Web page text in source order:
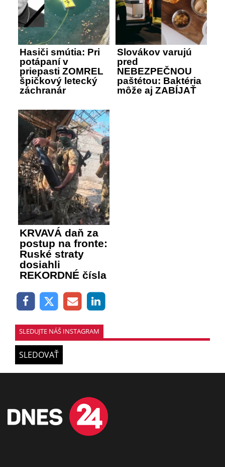
Hasiči smútia: Pri
potápaní v
priepasti ZOMREL
špičkový letecký
záchranár
Slovákov varujú
pred
NEBEZPEČNOU
paštétou: Baktéria
môže aj ZABÍJAŤ
KRVAVÁ daň za
postup na fronte:
Ruské straty
dosiahli
REKORDNÉ čísla
SLEDUJTE NÁŠ INSTAGRAM
SLEDOVAŤ